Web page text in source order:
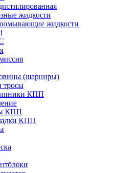
жидкости
жидкости
(шарниры)
тросы
КПП
КПП
КПП